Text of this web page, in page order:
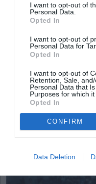
I want to opt-out of
Personal Data.
Opted In
I want to opt-out of
Personal Data for
Opted In
I want to opt-out of
Retention, Sale,
Personal Data that
Purposes for which it
Opted In
CONFIRM
Data Deletion
Η Κάρμεν του Ζώρζ